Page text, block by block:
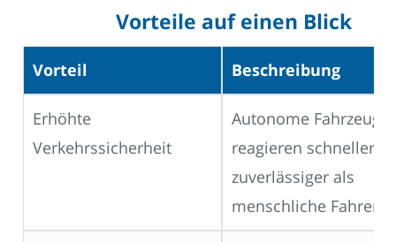
Vorteile auf einen Blick
Vorteil Beschreibung
Erhöhte
Verkehrssicherheit
Autonome Fahrzeuge
reagieren schneller
zuverlässiger als
menschliche Fahrer.